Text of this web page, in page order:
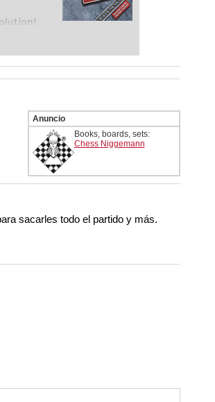
chess,
Anuncio
Books, boards, sets:
Chess Niggemann
sacarles todo el partido y más.